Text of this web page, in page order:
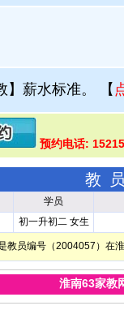
薪水标准。 【
预约电话:
教
学员
初一升初二 女生
教员编号（2004057）在
淮南63家教